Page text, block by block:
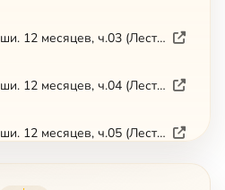
В гостях у Дуняши. 12 месяцев, ч.03 (Лествица)
В гостях у Дуняши. 12 месяцев, ч.04 (Лествица)
В гостях у Дуняши. 12 месяцев, ч.05 (Лествица)